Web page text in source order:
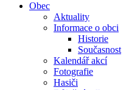
Obec
Aktuality
Informace o obci
Historie
Současnost
Kalendář akcí
Fotografie
Hasiči